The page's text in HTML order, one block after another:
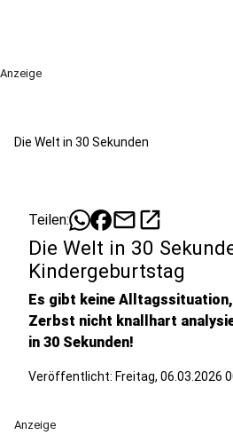
Anzeige
Die Welt in 30 Sekunden
Teilen: mailopen_in_new
Die Welt in 30
Kindergeburtstag
Es gibt keine
Zerbst nicht knallhart
in 30 Sekunden!
Veröffentlicht: Freitag, 06.03.2026
Anzeige